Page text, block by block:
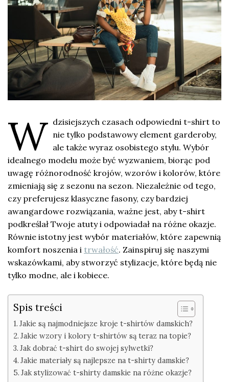
W dzisiejszych czasach odpowiedni t-shirt to
nie tylko podstawowy element garderoby,
ale także wyraz osobistego stylu. Wybór
idealnego modelu może być wyzwaniem, biorąc pod
uwagę różnorodność krojów, wzorów i kolorów, które
zmieniają się z sezonu na sezon. Niezależnie od tego,
czy preferujesz klasyczne fasony, czy bardziej
awangardowe rozwiązania, ważne jest, aby t-shirt
podkreślał Twoje atuty i odpowiadał na różne okazje.
Równie istotny jest wybór materiałów, które zapewnią
komfort noszenia i trwałość. Zainspiruj się naszymi
wskazówkami, aby stworzyć stylizacje, które będą nie
tylko modne, ale i kobiece.
Spis treści
Jakie są najmodniejsze kroje t-shirtów damskich?
Jakie wzory i kolory t-shirtów są teraz na topie?
Jak dobrać t-shirt do swojej sylwetki?
Jakie materiały są najlepsze na t-shirty damskie?
Jak stylizować t-shirty damskie na różne okazje?